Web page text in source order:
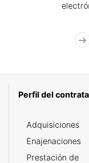
Perfil del
Adquisiciones
Enajenaciones
Prestación de